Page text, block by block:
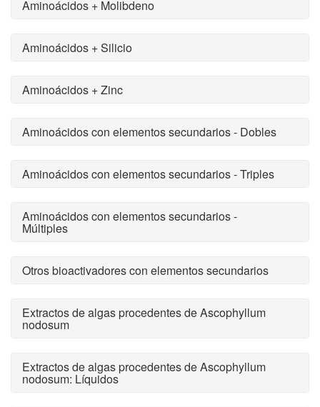
Aminoácidos + Molibdeno
Aminoácidos + Silicio
Aminoácidos + Zinc
Aminoácidos con elementos secundarios - Dobles
Aminoácidos con elementos secundarios - Triples
Aminoácidos con elementos secundarios -
Múltiples
Otros bioactivadores con elementos secundarios
Extractos de algas procedentes de Ascophyllum
nodosum
Extractos de algas procedentes de Ascophyllum
nodosum: Líquidos